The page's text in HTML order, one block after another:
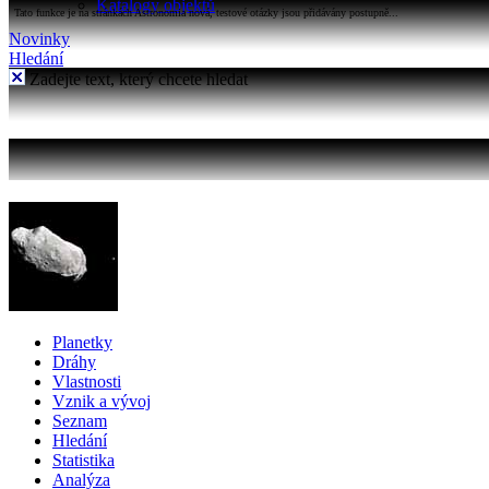
Katalogy objektů
Tato funkce je na stránkách Astronomia nová, testové otázky jsou přidávány postupně...
Novinky
Hledání
Zadejte text, který chcete hledat
Planetky
Dráhy
Vlastnosti
Vznik a vývoj
Seznam
Hledání
Statistika
Analýza